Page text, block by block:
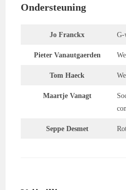
Ondersteuning
Jo Franckx G-
Pieter Vanautgaerden
Tom Haeck
Maartje Vanagt
Seppe Desmet